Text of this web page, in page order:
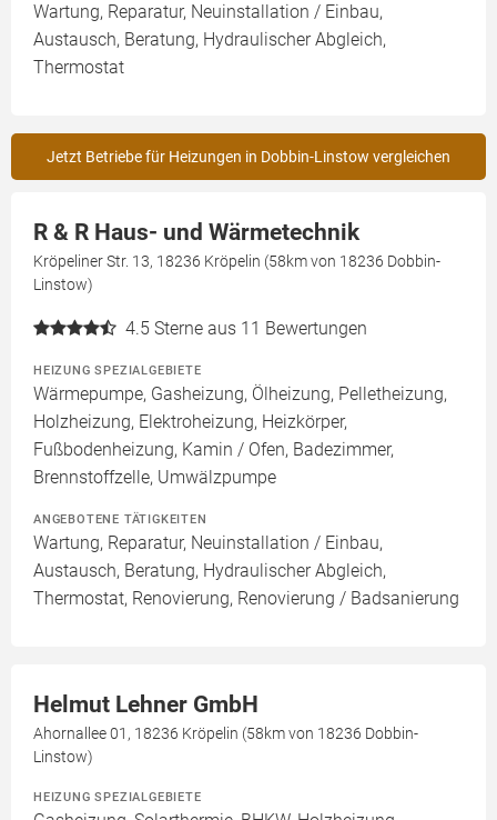
Wartung, Reparatur, Neuinstallation / Einbau,
Austausch, Beratung, Hydraulischer Abgleich,
Thermostat
Jetzt Betriebe für Heizungen in Dobbin-Linstow vergleichen
R & R Haus- und Wärmetechnik
Kröpeliner Str. 13, 18236 Kröpelin (58km von 18236 Dobbin-
Linstow)
4.5 Sterne aus 11 Bewertungen
HEIZUNG SPEZIALGEBIETE
Wärmepumpe, Gasheizung, Ölheizung, Pelletheizung,
Holzheizung, Elektroheizung, Heizkörper,
Fußbodenheizung, Kamin / Ofen, Badezimmer,
Brennstoffzelle, Umwälzpumpe
ANGEBOTENE TÄTIGKEITEN
Wartung, Reparatur, Neuinstallation / Einbau,
Austausch, Beratung, Hydraulischer Abgleich,
Thermostat, Renovierung, Renovierung / Badsanierung
Helmut Lehner GmbH
Ahornallee 01, 18236 Kröpelin (58km von 18236 Dobbin-
Linstow)
HEIZUNG SPEZIALGEBIETE